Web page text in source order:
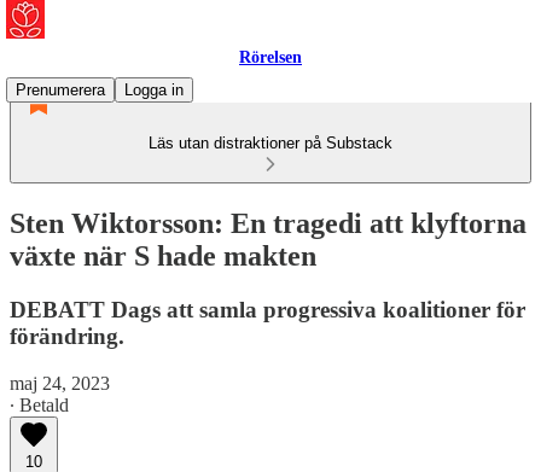
Rörelsen
Prenumerera
Logga in
Läs utan distraktioner på Substack
Sten Wiktorsson: En tragedi att klyftorna
växte när S hade makten
DEBATT Dags att samla progressiva koalitioner för
förändring.
maj 24, 2023
∙ Betald
10